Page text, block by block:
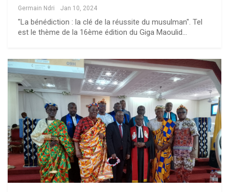
Germain Ndri Jan 10, 2024
"La bénédiction : la clé de la réussite du musulman". Tel
est le thème de la 16ème édition du Giga Maoulid…